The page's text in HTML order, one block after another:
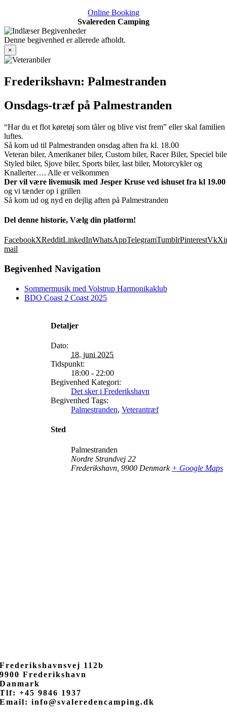
Online Booking
Svalereden Camping
Denne begivenhed er allerede afholdt.
×
Frederikshavn: Palmestranden
Onsdags-træf på Palmestranden
“Har du et flot køretøj som tåler og blive vist frem” eller skal familien
luftes.
Så kom ud til Palmestranden onsdag aften fra kl. 18.00
Veteran biler, Amerikaner biler, Custom biler, Racer Biler, Speciel
Styled biler, Sjove biler, Sports biler, last biler, Motorcykler og
Knallerter…. Alle er velkommen
Der vil være livemusik med Jesper Kruse ved ishuset fra kl 19.00
og vi tænder op i grillen
Så kom ud og nyd en dejlig aften på Palmestranden
Del denne historie, Vælg din platform!
FacebookXRedditLinkedInWhatsAppTelegramTumblrPinterestVk
mail
Begivenhed Navigation
Sommermusik med Volstrup Harmonikaklub
BDO Coast 2 Coast 2025
Detaljer
Dato:
18. juni 2025
Tidspunkt:
18:00 - 22:00
Begivenhed Kategori:
Det sker i Frederikshavn
Begivenhed Tags:
Palmestranden, Veterantræf
Sted
Palmestranden
Nordre Strandvej 22
Frederikshavn 9900 Denmark + Google Maps
Frederikshavnsvej 112b
9900 Frederikshavn
Danmark
Tlf: +45 9846 1937
Email: info@svaleredencamping.dk